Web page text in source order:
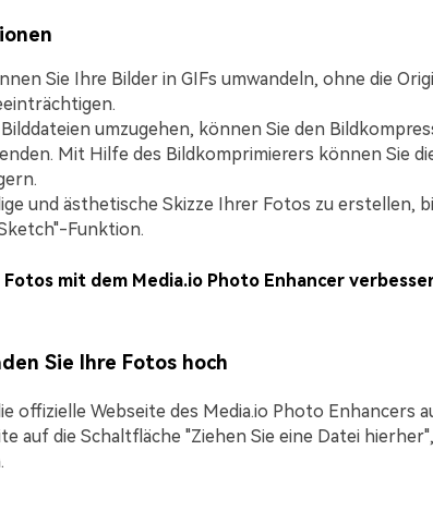
Sie Ihre Bilder in GIFs umwandeln, ohne die
umzugehen, können Sie den
Mit Hilfe des Bildkomprimierers können Sie
und ästhetische Skizze Ihrer Fotos zu erstellen,
Funktion.
mit dem Media.io Photo Enhancer
Sie Ihre Fotos hoch
offizielle Webseite des Media.io Photo Enhancers
auf die Schaltfläche "Ziehen Sie eine Datei